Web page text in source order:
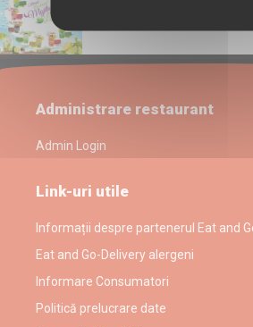
Lamaie
Administrare restaurant
Admin Login
Link-uri utile
Informații despre partenerul Eat and
Eat and Go-Delivery alergeni
Informare Consumatori
Politică prelucrare date